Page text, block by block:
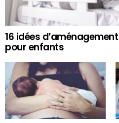
16 idées
pour enfants